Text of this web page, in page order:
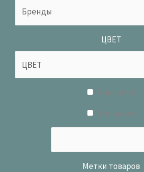
ЦВЕТ
Метки товаров